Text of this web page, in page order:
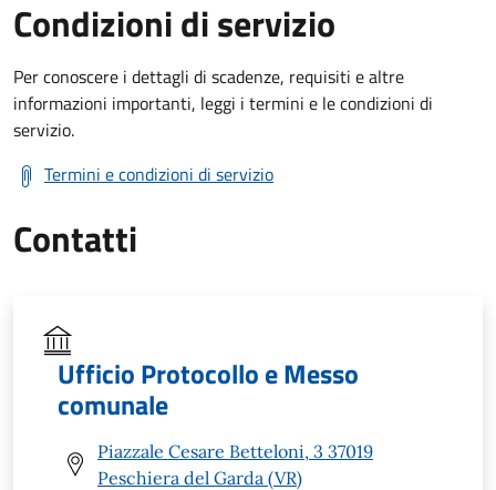
Condizioni di servizio
Per conoscere i dettagli di scadenze, requisiti e altre
informazioni importanti, leggi i termini e le condizioni di
servizio.
Termini e condizioni di servizio
Contatti
Ufficio Protocollo e Messo
comunale
Piazzale Cesare Betteloni, 3 37019
Peschiera del Garda (VR)